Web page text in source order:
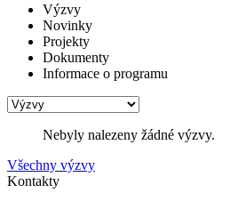
Výzvy
Novinky
Projekty
Dokumenty
Informace o programu
Nebyly nalezeny žádné výzvy.
Všechny výzvy
Kontakty